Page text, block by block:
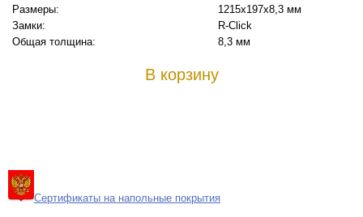
Размеры:
1215х197х8,3 мм
Замки:
R-Click
Общая толщина:
8,3 мм
В корзину
Сертификаты на напольные покрытия